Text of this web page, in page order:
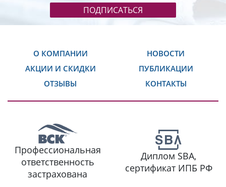
ПОДПИСАТЬСЯ
О КОМПАНИИ
НОВОСТИ
АКЦИИ И СКИДКИ
ПУБЛИКАЦИИ
ОТЗЫВЫ
КОНТАКТЫ
Профессиональная
ответственность
застрахована
Диплом SBA,
сертификат ИПБ РФ